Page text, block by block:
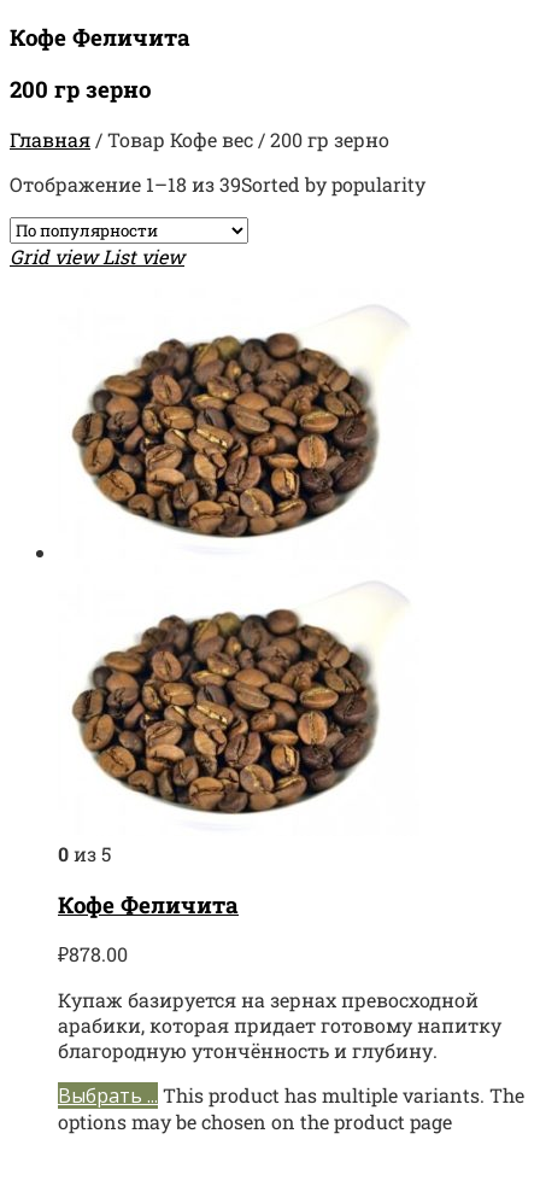
Кофе Феличита
200 гр зерно
Главная /Товар Кофе вес /200 гр зерно
Отображение 1–18 из 39Sorted by popularity
Grid view List view
0из 5
Кофе Феличита
₽878.00
Купаж базируется на зернах превосходной
арабики, которая придает готовому напитку
благородную утончённость и глубину.
Выбрать ... This product has multiple variants. The
options may be chosen on the product page